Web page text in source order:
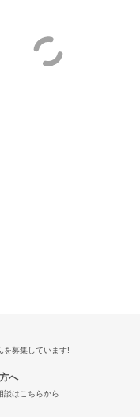
を募集しています!
へ
談はこちらから